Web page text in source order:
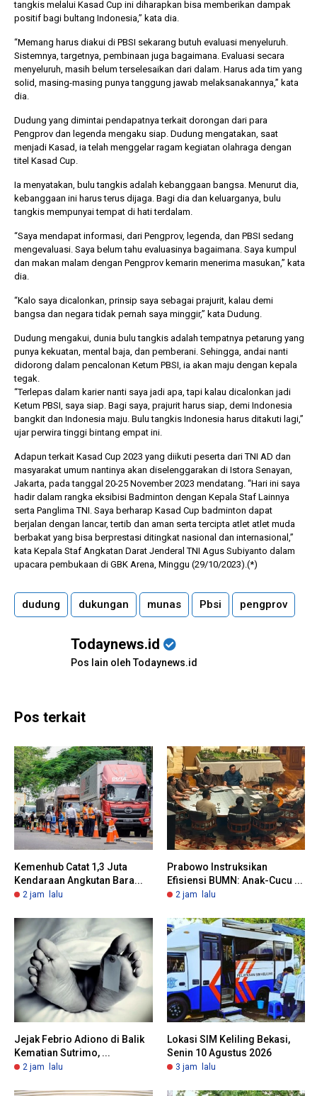
tangkis melalui Kasad Cup ini diharapkan bisa memberikan dampak
positif bagi bultang Indonesia,” kata dia.
“Memang harus diakui di PBSI sekarang butuh evaluasi menyeluruh.
Sistemnya, targetnya, pembinaan juga bagaimana. Evaluasi secara
menyeluruh, masih belum terselesaikan dari dalam. Harus ada tim yang
solid, masing-masing punya tanggung jawab melaksanakannya,” kata
dia.
Dudung yang dimintai pendapatnya terkait dorongan dari para
Pengprov dan legenda mengaku siap. Dudung mengatakan, saat
menjadi Kasad, ia telah menggelar ragam kegiatan olahraga dengan
titel Kasad Cup.
Ia menyatakan, bulu tangkis adalah kebanggaan bangsa. Menurut dia,
kebanggaan ini harus terus dijaga. Bagi dia dan keluarganya, bulu
tangkis mempunyai tempat di hati terdalam.
“Saya mendapat informasi, dari Pengprov, legenda, dan PBSI sedang
mengevaluasi. Saya belum tahu evaluasinya bagaimana. Saya kumpul
dan makan malam dengan Pengprov kemarin menerima masukan,” kata
dia.
“Kalo saya dicalonkan, prinsip saya sebagai prajurit, kalau demi
bangsa dan negara tidak pernah saya minggir,” kata Dudung.
Dudung mengakui, dunia bulu tangkis adalah tempatnya petarung yang
punya kekuatan, mental baja, dan pemberani. Sehingga, andai nanti
didorong dalam pencalonan Ketum PBSI, ia akan maju dengan kepala
tegak.
“Terlepas dalam karier nanti saya jadi apa, tapi kalau dicalonkan jadi
Ketum PBSI, saya siap. Bagi saya, prajurit harus siap, demi Indonesia
bangkit dan Indonesia maju. Bulu tangkis Indonesia harus ditakuti lagi,”
ujar perwira tinggi bintang empat ini.
Adapun terkait Kasad Cup 2023 yang diikuti peserta dari TNI AD dan
masyarakat umum nantinya akan diselenggarakan di Istora Senayan,
Jakarta, pada tanggal 20-25 November 2023 mendatang. “Hari ini saya
hadir dalam rangka eksibisi Badminton dengan Kepala Staf Lainnya
serta Panglima TNI. Saya berharap Kasad Cup badminton dapat
berjalan dengan lancar, tertib dan aman serta tercipta atlet atlet muda
berbakat yang bisa berprestasi ditingkat nasional dan internasional,”
kata Kepala Staf Angkatan Darat Jenderal TNI Agus Subiyanto dalam
upacara pembukaan di GBK Arena, Minggu (29/10/2023).(*)
dudung dukungan munas Pbsi pengprov
Todaynews.id
Pos lain oleh Todaynews.id
Pos terkait
Kemenhub Catat 1,3 Juta
Kendaraan Angkutan Bara...
2 jam lalu
Prabowo Instruksikan
Efisiensi BUMN: Anak-Cucu ...
2 jam lalu
Jejak Febrio Adiono di Balik
Kematian Sutrimo, ...
2 jam lalu
Lokasi SIM Keliling Bekasi,
Senin 10 Agustus 2026
3 jam lalu